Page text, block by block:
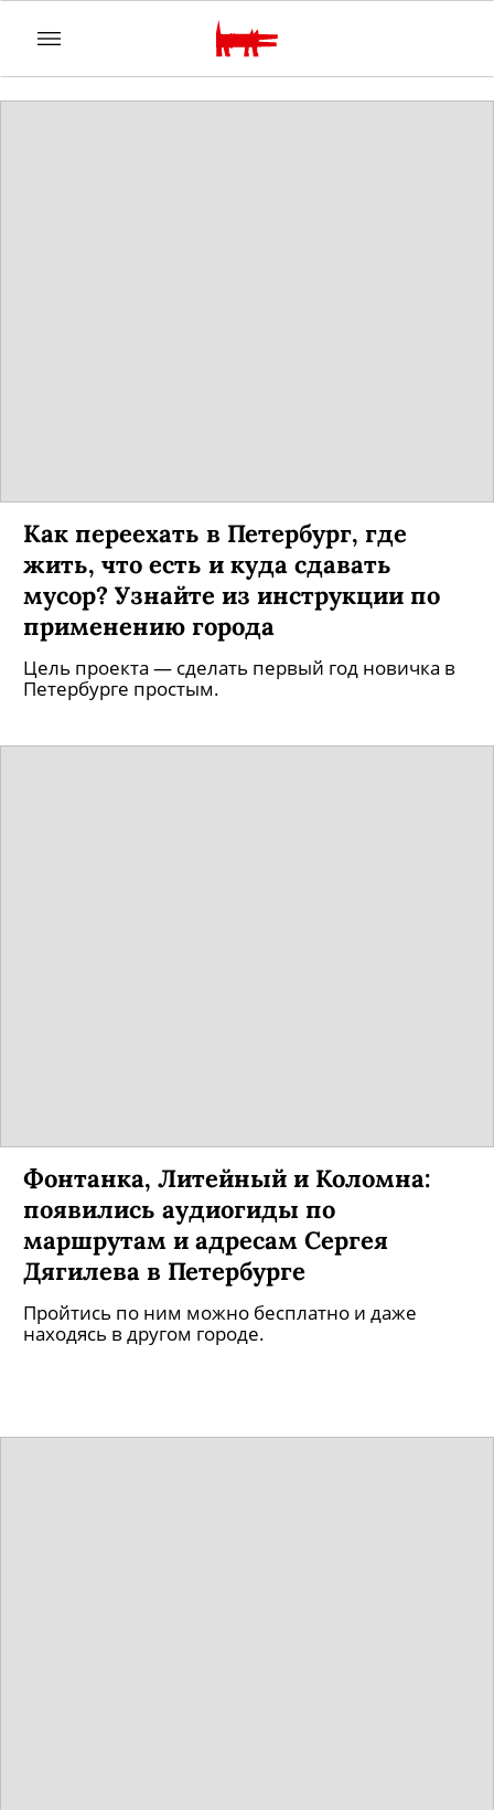
Как переехать в Петербург, где
жить, что есть и куда сдавать
мусор? Узнайте из инструкции по
применению города
Цель проекта — сделать первый год новичка в
Петербурге простым.
Фонтанка, Литейный и Коломна:
появились аудиогиды по
маршрутам и адресам Сергея
Дягилева в Петербурге
Пройтись по ним можно бесплатно и даже
находясь в другом городе.